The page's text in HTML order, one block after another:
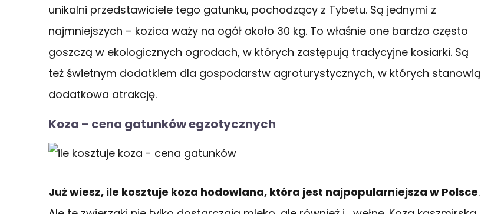
unikalni przedstawiciele tego gatunku, pochodzący z Tybetu. Są jednymi z
najmniejszych – kozica waży na ogół około 30 kg. To właśnie one bardzo często
goszczą w ekologicznych ogrodach, w których zastępują tradycyjne kosiarki. Są
też świetnym dodatkiem dla gospodarstw agroturystycznych, w których stanowią
dodatkowa atrakcję.
Koza – cena gatunków egzotycznych
Już wiesz, ile kosztuje koza hodowlana, która jest najpopularniejsza w Polsce.